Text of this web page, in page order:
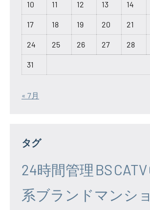
10 11 12 13 14
17 18 19 20 21
24 25 26 27 28
31
« 7月
タグ
24時間管理 BSCATV
系ブランドマンシ